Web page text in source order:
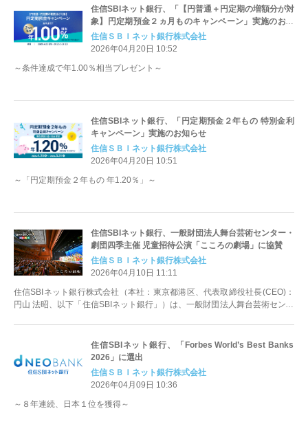
住信SBIネット銀行、「【円普通＋円定期の増額分が対
象】円定期預金２ヵ月ものキャンペーン」実施のお知
らせ
住信ＳＢＩネット銀行株式会社
2026年04月20日 10:52
～条件達成で年1.00％相当プレゼント～
住信SBIネット銀行、「円定期預金２年もの 特別金利
キャンペーン」実施のお知らせ
住信ＳＢＩネット銀行株式会社
2026年04月20日 10:51
～「円定期預金２年もの 年1.20％」～
住信SBIネット銀行、一般財団法人舞台芸術センター・
劇団四季主催 児童招待公演「こころの劇場」に協賛
住信ＳＢＩネット銀行株式会社
2026年04月10日 11:11
住信SBIネット銀行株式会社（本社：東京都港区、代表取締役社長(CEO)：
円山 法昭、以下「住信SBIネット銀行」）は、一般財団法人舞台芸術センタ
住信SBIネット銀行、「Forbes World’s Best Banks
2026」に選出
住信ＳＢＩネット銀行株式会社
2026年04月09日 10:36
～８年連続、日本１位を獲得～